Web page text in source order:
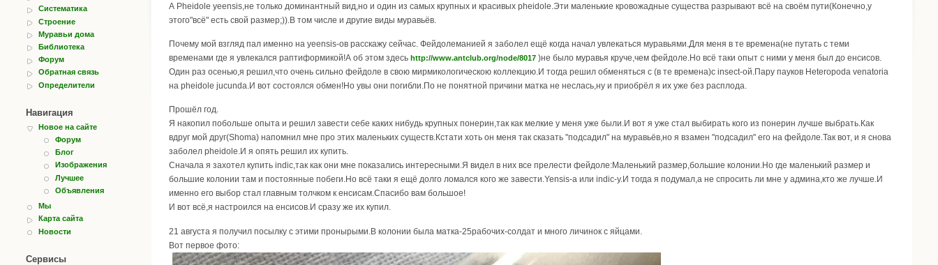
Систематика
Строение
Муравьи дома
Библиотека
Форум
Обратная связь
Определители
Навигация
Новое на сайте
Форум
Блог
Изображения
Лучшее
Объявления
Мы
Карта сайта
Новости
Сервисы
А Pheidole yeensis,не только доминантный вид,но и один из самых крупных и красивых pheidole.Эти маленькие кровожадные существа разрывают всё на своём пути(Конечно,у
этого"всё" есть свой размер;)).В том числе и другие виды муравьёв.
Почему мой взгляд пал именно на yeensis-ов расскажу сейчас. Фейдолеманией я заболел ещё когда начал увлекаться муравьями.Для меня в те времена(не путать с теми
временами где я увлекался раптиформикой!А об этом здесь http://www.antclub.org/node/8017 )не было муравья круче,чем фейдоле.Но всё таки опыт с ними у меня был до енсисов.
Один раз осенью,я решил,что очень сильно фейдоле в свою мирмикологическою коллекцию.И тогда решил обменяться с (в те времена)с insect-ой.Пару пауков Heteropoda venatoria
на pheidole jucunda.И вот состоялся обмен!Но увы они погибли.По не понятной причини матка не неслась,ну и приобрёл я их уже без расплода.
Прошёл год.
Я накопил побольше опыта и решил завести себе каких нибудь крупных понерин,так как мелкие у меня уже были.И вот я уже стал выбирать кого из понерин лучше выбрать.Как
вдруг мой друг(Shoma) напомнил мне про этих маленьких существ.Кстати хоть он меня так сказать "подсадил" на муравьёв,но я взамен "подсадил" его на фейдоле.Так вот, и я снова
заболел pheidole.И я опять решил их купить.
Сначала я захотел купить indic,так как они мне показались интересными.Я видел в них все прелести фейдоле:Маленький размер,большие колонии.Но где маленький размер и
большие колонии там и постоянные побеги.Но всё таки я ещё долго ломался кого же завести.Yensis-a или indic-у.И тогда я подумал,а не спросить ли мне у админа,кто же лучше.И
именно его выбор стал главным толчком к енсисам.Спасибо вам большое!
И вот всё,я настроился на енсисов.И сразу же их купил.
21 августа я получил посылку с этими пронырыми.В колонии была матка-25рабочих-солдат и много личинок с яйцами.
Вот первое фото: